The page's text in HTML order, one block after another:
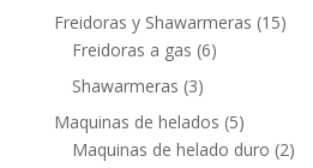
Freidoras y Shawarmeras (15)
Freidoras a gas (6)
Shawarmeras (3)
Maquinas de helados (5)
Maquinas de helado duro (2)